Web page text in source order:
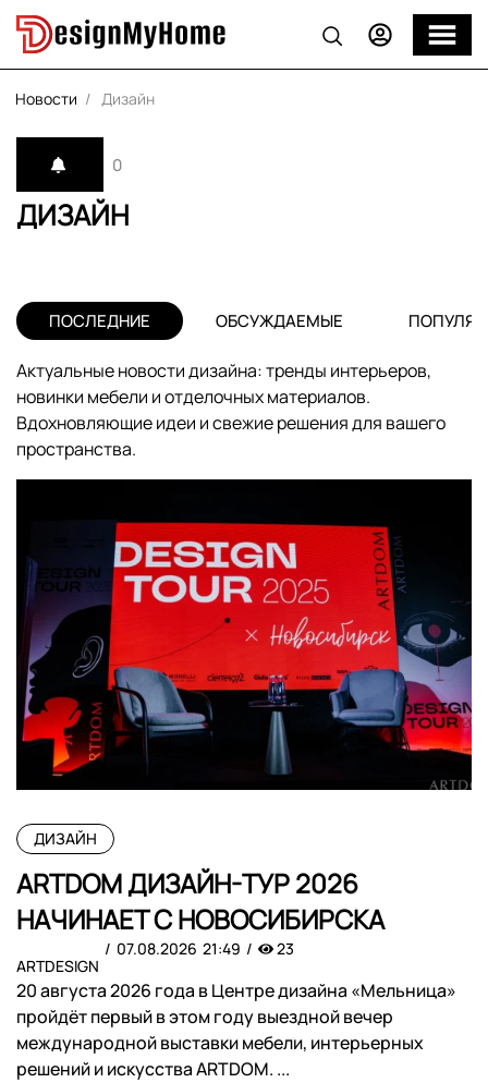
Новости Дизайн
ДИЗАЙН
0
ПОСЛЕДНИЕ ОБСУЖДАЕМЫЕ
Актуальные новости дизайна: тренды интерьеров,
новинки мебели и отделочных материалов.
Вдохновляющие идеи и свежие решения для вашего
пространства.
ДИЗАЙН
ARTDOM ДИЗАЙН-ТУР 2026
НАЧИНАЕТ С НОВОСИБИРСКА
ARTDESIGN
07.08.2026 21:49 23
20 августа 2026 года в Центре дизайна «Мельница»
пройдёт первый в этом году выездной вечер
международной выставки мебели, интерьерных
решений и искусства ARTDOM. ...